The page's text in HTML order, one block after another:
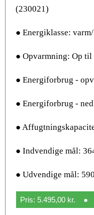
(230021)
● Energiklasse:
● Opvarmning: Op til
● Energiforbrug -
● Energiforbrug -
●
● Indvendige mål:
● Udvendige mål:
Pris: 5.495,00 kr. ●